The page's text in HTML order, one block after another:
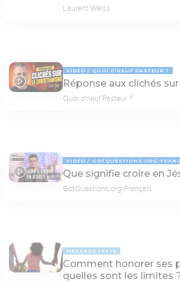
Laurent Weiss
09:03
VIDÉO QUOI D'NEUF PASTEUR ?
Réponse aux clichés
Quoi d'neuf Pasteur ?
04:10
VIDÉO GOTQUESTIONS.ORG-
Que signifie croire en
GotQuestions.org-Français
MESSAGE TEXTE
Comment honorer ses
quelles sont les limites